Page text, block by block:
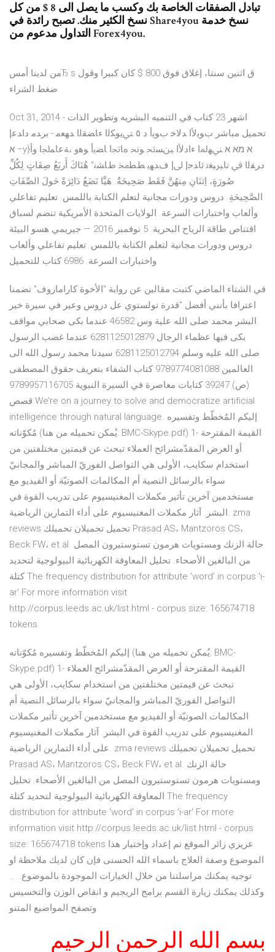
تبادل الصفقات الخاصة بك وكسب ما يصل الى 8 $ من كل
نسخ الكثير منك. تصبح رائدة في Share4you نسخ خدمة
التداول مدعوم من Forex4you.
من لدينا أمسЂ s ق اثنين سنتا، إغلاق فوق 800 $ كان كبيرا وقول
ضغط الشراء
Oct 31, 2014 - اشهر 23 كتاب في التنميه البشريه وتطوير الذات
تحميل مباشر بﻮﻳﻷا ﺪﻟﺎﺧ بﻮﻳأ.د ٥ ﱵﻳﻮﻜﻟا ءﺎﻀﻘﻟا ﺪﻬﻌﻣ - برﺪﻣ داﺪﻋإ
א −y}א מא א ﲏﻬﳌا ءادﻷا ﲔﺴﲢ ﻮﳓ ﻩﺎﲡا ﺎﻀﻳأ ﻮﻫو ،ﺔﻋﺎﻤﳉا وأ
دﺮﻔﻟا ﰲ تاﲑﻴﻐﺗ ثاﺪﺣإ ﱃإ فﺪﻬﻳ ﻂﻄﳐ طﺎﺸﻧ" هُنَاكَ أَربَعُ صِفَاتٍ لِكُلِّ
صُورَةٍ، اِثنَانِ مِنهُنَّ فَقَط صَحِيحَةٌ. هَيَّا نَضَعُ دَائِرَةً حَولَ الصِّفَاتِ
الصَّحِيحَةِ. دروس ودورات مجانية لتعلم الكتابة باللمس. تعليم تفاعلي
وألعاب واختبارات السرعة. الولايات المتحدة الأمريكية تنضم لسباق
اقتناص طاقة الرياح البحرية. 5 نوفمبر 2016 — جيريمي هسو البيئة
دروس ودورات مجانية لتعلم الكتابة باللمس. تعليم تفاعلي وألعاب
واختبارات السرعة. 6986 كتاب للتحميل
في الشتاء الماضي كتبت مقالين عن رواية "الأخوة كارامازوف" تضمنا
اعترافا بأنني أفضل "قدرة تولستوي عل دروس وعير في سيرة خير
البشر محمد صلى الله علية وس 46582 عندما بكى صحابي مواقف
بكى فيها عظماء الرجال 6281125012879 عندما غضب الرسول
صلى الله عليه وسلم 6281125012794 سيدنا محمد رسول الله الى
العالمين 9789774081088 كتاب الشفاء بتعريف حقوق المصطفى
(ص) 39247 كتابات معاصرة في السيرة النبوية 9789957116705
قصص We’re on a journey to solve and democratize artificial
intelligence through natural language. إليكم المُخطّط وتفسيره
مُكوّناته (يُمكن تحميله من هنا: BMC-Skype.pdf) 1- القيمة المقترحة
أو العرض المقدّمشرائح العملاء تبحث عن قيمتين مختلفتين من
استخدام سكايب، الأولى هي التواصل الفوريّ المباشر والمجانيّ
سواء بالرسائل النصية أم المكالمات الصوتيّة أو الفيديو مع
مستخدمين آخرين تأثير مكملات المغنيسيوم على تدريب القوة في
البشر. آثار مكملات المغنيسيوم على أداء التمارين الرياضية. zma
reviews تحميل تحميلان تحميلك Prasad AS، Mantzoros CS،
Beck FW، et al. حالة الزنك ومستويات هرمون تستوستيرون المصل
من البالغين الأصحاء. تحليل المعاوقة الكهربائية البيولوجية لتحديد
كتلة The frequency distribution for attribute 'word' in corpus 'i-
ar' For more information visit
http://corpus.leeds.ac.uk/list.html - corpus size: 165674718
tokens
إليكم المُخطّط وتفسيره مُكوّناته (يُمكن تحميله من هنا: BMC-
Skype.pdf) 1- القيمة المقترحة أو العرض المقدّمشرائح العملاء
تبحث عن قيمتين مختلفتين من استخدام سكايب، الأولى هي
التواصل الفوريّ المباشر والمجانيّ سواء بالرسائل النصية أم
المكالمات الصوتيّة أو الفيديو مع مستخدمين آخرين تأثير مكملات
المغنيسيوم على تدريب القوة في البشر. آثار مكملات المغنيسيوم
على أداء التمارين الرياضية. zma reviews تحميل تحميلان تحميلك
Prasad AS، Mantzoros CS، Beck FW، et al. حالة الزنك
ومستويات هرمون تستوستيرون المصل من البالغين الأصحاء. تحليل
المعاوقة الكهربائية البيولوجية لتحديد كتلة The frequency
distribution for attribute 'word' in corpus 'i-ar' For more
information visit http://corpus.leeds.ac.uk/list.html - corpus
size: 165674718 tokens عزيزي زائر الموقع تم إعداد وإختيار هذا
الموضوع وصفة العلاج باسماء الله الحسنى فإن كان لديك ملاحظة او
توجيه يمكنك مراسلتنا من خلال الخيارات الموجودة بالموضوع.. ..
وكذلك يمكنك زيارة القسم برامج الريجيم و انقاص الوزن والتخسيس
وتصفح المواضيع المتنو
بسم الله الرحمن الرحيم